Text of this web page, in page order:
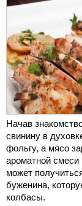
Начав
свинину в
фольгу, а мясо
ароматной смеси
может
буженина,
колбасы.